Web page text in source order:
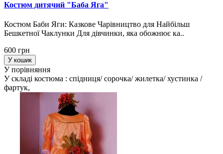
Костюм дитячий "Баба Яга"
Костюм Баби Яги: Казкове Чарівництво для Найбільш
Бешкетної Чаклунки Для дівчинки, яка обожнює ка..
600 грн
У кошик
У порівняння
У складі костюма : спідниця/ сорочка/ жилетка/ хустинка /
фартук,